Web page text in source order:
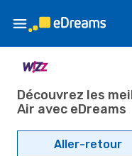
Découvrez les
Air avec eDreams
Aller-retour